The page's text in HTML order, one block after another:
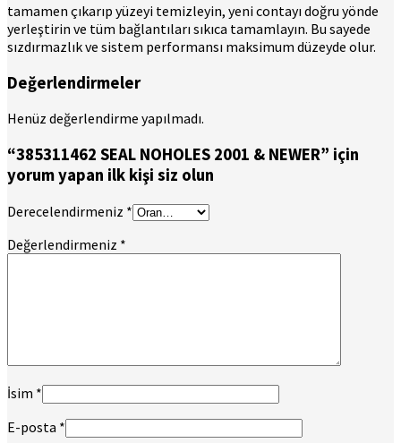
tamamen çıkarıp yüzeyi temizleyin, yeni contayı doğru yönde
yerleştirin ve tüm bağlantıları sıkıca tamamlayın. Bu sayede
sızdırmazlık ve sistem performansı maksimum düzeyde olur.
Değerlendirmeler
Henüz değerlendirme yapılmadı.
“385311462 SEAL NOHOLES 2001 & NEWER” için
yorum yapan ilk kişi siz olun
Derecelendirmeniz *
Değerlendirmeniz *
İsim *
E-posta *